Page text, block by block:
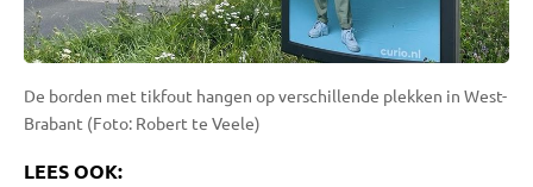
De borden met tikfout hangen op verschillende plekken in West-
Brabant (Foto: Robert te Veele)
LEES OOK: